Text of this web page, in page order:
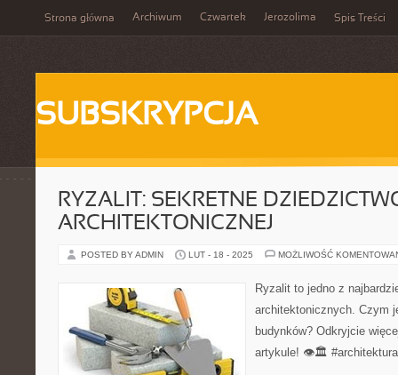
Strona główna Archiwum Czwartek Jerozolima Spis Treści
SUBSKRYPCJA
RYZALIT: SEKRETNE
ARCHITEKTONICZNEJ
POSTED BY ADMIN LUT - 18 - 2025 MOŻLIWOŚĆ
Ryzalit to jedno z
architektonicznych. Czym
budynków? Odkryjcie
artykule! 👁️🏛️